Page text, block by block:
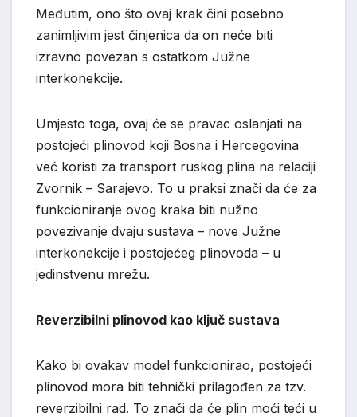
Međutim, ono što ovaj krak čini posebno
zanimljivim jest činjenica da on neće biti
izravno povezan s ostatkom Južne
interkonekcije.
Umjesto toga, ovaj će se pravac oslanjati na
postojeći plinovod koji Bosna i Hercegovina
već koristi za transport ruskog plina na relaciji
Zvornik – Sarajevo. To u praksi znači da će za
funkcioniranje ovog kraka biti nužno
povezivanje dvaju sustava – nove Južne
interkonekcije i postojećeg plinovoda – u
jedinstvenu mrežu.
Reverzibilni plinovod kao ključ sustava
Kako bi ovakav model funkcionirao, postojeći
plinovod mora biti tehnički prilagođen za tzv.
reverzibilni rad. To znači da će plin moći teći u